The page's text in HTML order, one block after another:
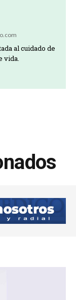
al cuidado de
vida.